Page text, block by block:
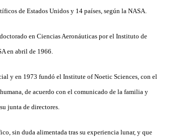
de Estados Unidos y 14 países, según la NASA.
en Ciencias Aeronáuticas por el Instituto de
en abril de 1966.
y en 1973 fundó el Institute of Noetic Sciences, con el
de acuerdo con el comunicado de la familia y
junta de directores.
sin duda alimentada tras su experiencia lunar, y que